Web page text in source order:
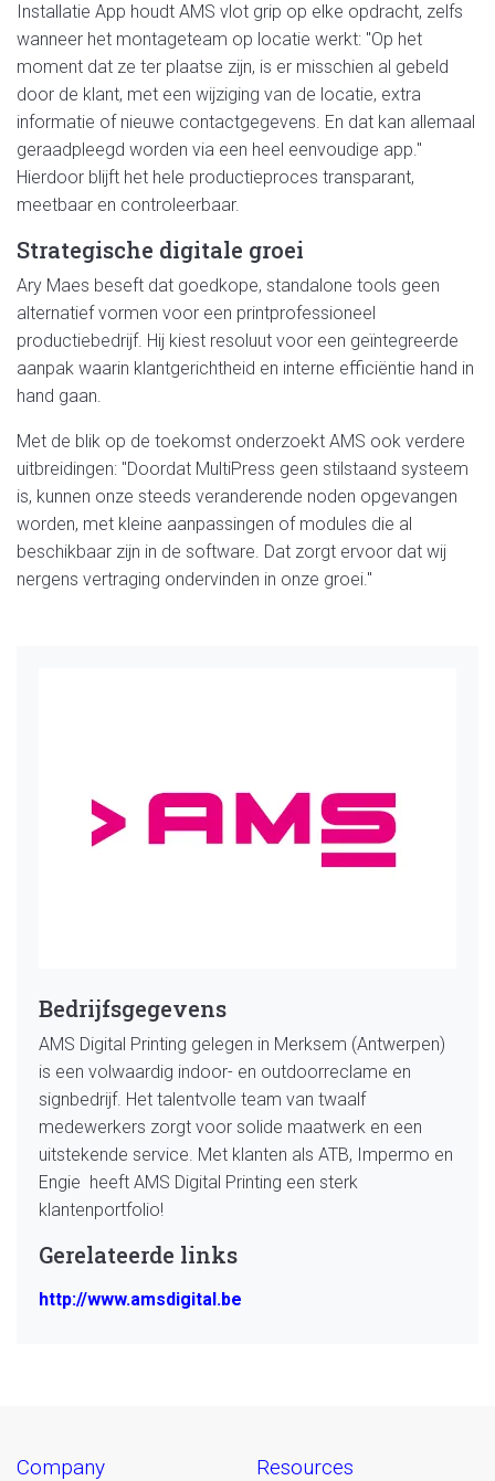
Installatie App houdt AMS vlot grip op elke opdracht, zelfs
wanneer het montageteam op locatie werkt: "Op het
moment dat ze ter plaatse zijn, is er misschien al gebeld
door de klant, met een wijziging van de locatie, extra
informatie of nieuwe contactgegevens. En dat kan allemaal
geraadpleegd worden via een heel eenvoudige app."
Hierdoor blijft het hele productieproces transparant,
meetbaar en controleerbaar.
Strategische digitale groei
Ary Maes beseft dat goedkope, standalone tools geen
alternatief vormen voor een printprofessioneel
productiebedrijf. Hij kiest resoluut voor een geïntegreerde
aanpak waarin klantgerichtheid en interne efficiëntie hand in
hand gaan.
Met de blik op de toekomst onderzoekt AMS ook verdere
uitbreidingen: "Doordat MultiPress geen stilstaand systeem
is, kunnen onze steeds veranderende noden opgevangen
worden, met kleine aanpassingen of modules die al
beschikbaar zijn in de software. Dat zorgt ervoor dat wij
nergens vertraging ondervinden in onze groei."
Bedrijfsgegevens
AMS Digital Printing gelegen in Merksem (Antwerpen)
is een volwaardig indoor- en outdoorreclame en
signbedrijf. Het talentvolle team van twaalf
medewerkers zorgt voor solide maatwerk en een
uitstekende service. Met klanten als ATB, Impermo en
Engie heeft AMS Digital Printing een sterk
klantenportfolio!
Gerelateerde links
http://www.amsdigital.be
company resources